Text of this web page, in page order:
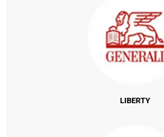
LIBERTY